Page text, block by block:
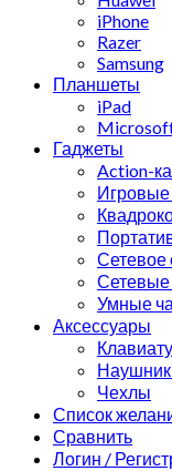
iPhone
Razer
Samsung
Планшеты
iPad
Гаджеты
Action-
Игровые
Сетевое
Сетевые
Умные
Аксессуары
Чехлы
Список
Сравнить
Логин /